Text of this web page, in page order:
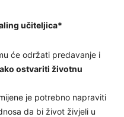
učiteljica*
će održati predavanje i
ostvariti životnu
je potrebno napraviti
da bi život živjeli u